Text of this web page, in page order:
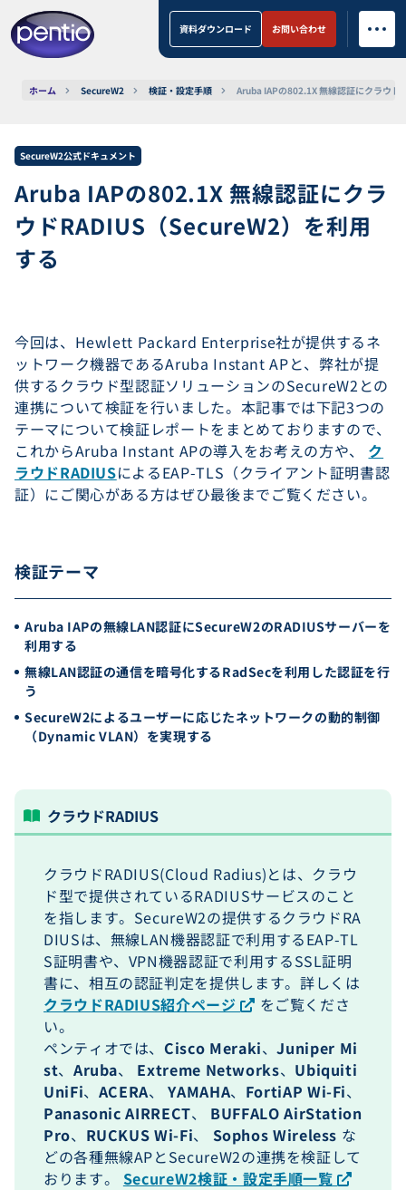
資料ダウンロード お問い合わせ
ホーム SecureW2 検証・設定手順 Aruba IAPの802.1X 無線認証にクラウド
SecureW2公式ドキュメント
Aruba IAPの802.1X 無線認証にクラ
ウドRADIUS（SecureW2）を利用
する
今回は、Hewlett Packard Enterprise社が提供するネ
ットワーク機器であるAruba Instant APと、弊社が提
供するクラウド型認証ソリューションのSecureW2との
連携について検証を行いました。本記事では下記3つの
テーマについて検証レポートをまとめておりますので、
これからAruba Instant APの導入をお考えの方や、 ク
ラウドRADIUSによるEAP-TLS（クライアント証明書認
証）にご関心がある方はぜひ最後までご覧ください。
検証テーマ
Aruba IAPの無線LAN認証にSecureW2のRADIUSサーバーを
利用する
無線LAN認証の通信を暗号化するRadSecを利用した認証を行
う
SecureW2によるユーザーに応じたネットワークの動的制御
（Dynamic VLAN）を実現する
クラウドRADIUS
クラウドRADIUS(Cloud Radius)とは、クラウ
ド型で提供されているRADIUSサービスのこと
を指します。SecureW2の提供するクラウドRA
DIUSは、無線LAN機器認証で利用するEAP-TL
S証明書や、VPN機器認証で利用するSSL証明
書に、相互の認証判定を提供します。詳しくは
クラウドRADIUS紹介ページ
をご覧くださ
い。
ペンティオでは、Cisco Meraki、Juniper Mi
st、 Aruba、 Extreme Networks、 Ubiquiti
UniFi、 ACERA、YAMAHA、 FortiAP Wi-Fi、
Panasonic AIRRECT、 BUFFALO AirStation
Pro、 RUCKUS Wi-Fi、 Sophos Wireless な
どの各種無線APとSecureW2の連携を検証して
おります。 SecureW2検証・設定手順一覧